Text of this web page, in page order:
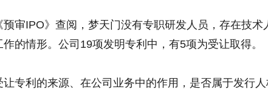
审IPO》查阅，梦天门没有专职研发人员，存在技术
的情形。公司19项发明专利中，有5项为受让取得。
专利的来源、在公司业务中的作用，是否属于发行